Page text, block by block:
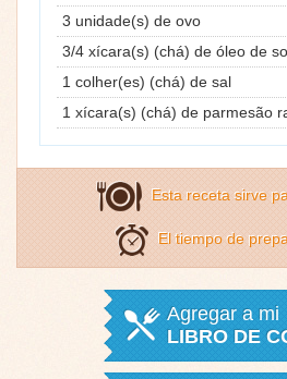
3 unidade(s) de ovo
3/4 xícara(s) (chá) de óleo de
1 colher(es) (chá) de sal
1 xícara(s) (chá) de parmesão
Esta receta sirve
El tiempo de
Agregar a mi
LIBRO DE